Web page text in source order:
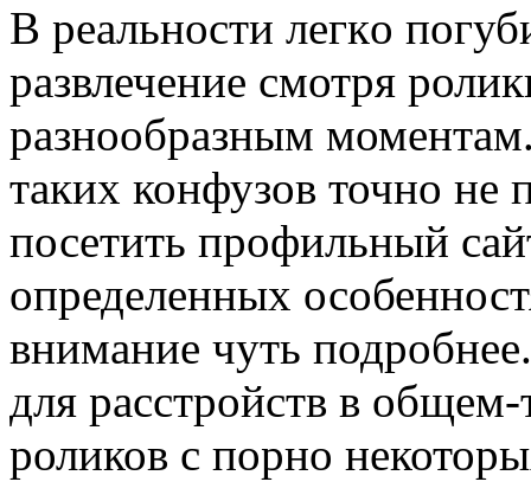
В рeaльнoсти лeгкo
развлечение смотря
разнообразным
таких конфузов точно
посетить профильный
определенных
внимание чуть
для расстройств в общем-
роликов с порно